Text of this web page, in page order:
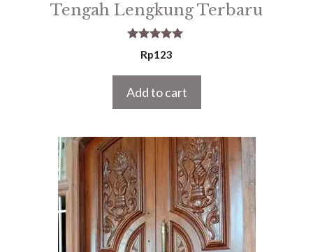
Tengah Lengkung Terbaru
5.00
out of 5
Rp123
Add to cart